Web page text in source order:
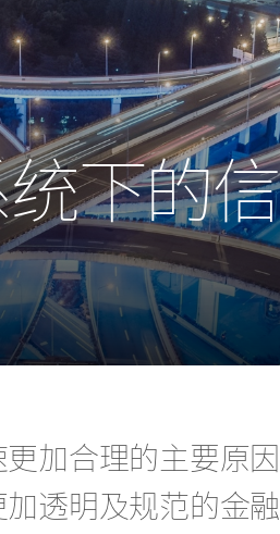
下的
加合理的主要原
透明及规范的金融